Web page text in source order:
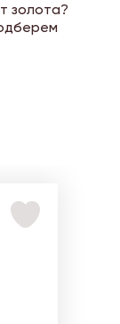
золота?